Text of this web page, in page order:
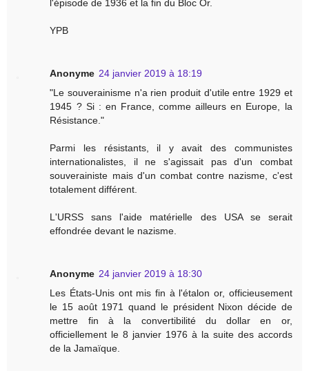
l'épisode de 1936 et la fin du Bloc Or.
YPB
Anonyme 24 janvier 2019 à 18:19
"Le souverainisme n'a rien produit d'utile entre 1929 et
1945 ? Si : en France, comme ailleurs en Europe, la
Résistance."
Parmi les résistants, il y avait des communistes
internationalistes, il ne s'agissait pas d'un combat
souverainiste mais d'un combat contre nazisme, c'est
totalement différent.
L'URSS sans l'aide matérielle des USA se serait
effondrée devant le nazisme.
Anonyme 24 janvier 2019 à 18:30
Les États-Unis ont mis fin à l'étalon or, officieusement
le 15 août 1971 quand le président Nixon décide de
mettre fin à la convertibilité du dollar en or,
officiellement le 8 janvier 1976 à la suite des accords
de la Jamaïque.